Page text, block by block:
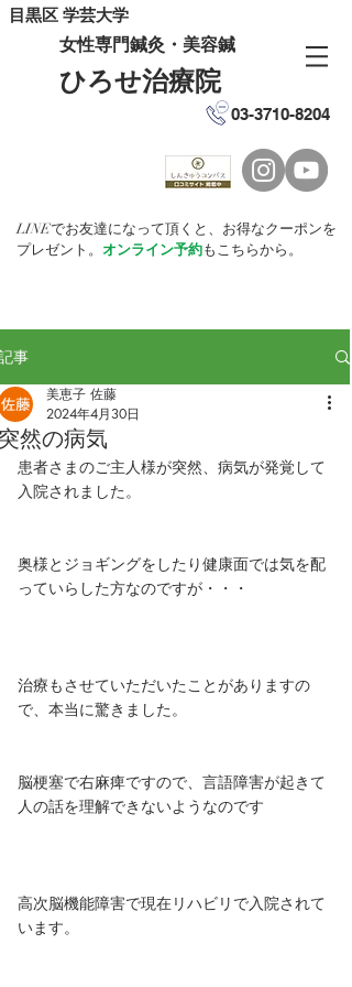
目黒区 学芸大学
女性専門鍼灸・美容鍼
ひろせ治療院
03-3710-8204
LINEでお友達になって頂くと、お得なクーポンを
プレゼント。 オンライン予約もこちらから。
事
然の病気
美恵子 佐藤
2024年4月30日
患者さまのご主人様が突然、病気が発覚して
入院されました。
奥様とジョギングをしたり健康面では気を配
っていらした方なのですが・・・
治療もさせていただいたことがありますの
で、本当に驚きました。
脳梗塞で右麻痺ですので、言語障害が起きて
人の話を理解できないようなのです
高次脳機能障害で現在リハビリで入院されて
います。